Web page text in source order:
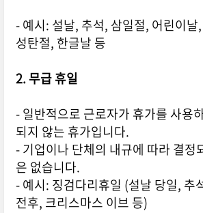
- 예시: 설날, 추석, 삼일절, 어린이
성탄절, 한글날 등
2. 무급 휴일
- 일반적으로 근로자가 휴가를 사용
되지 않는 휴가입니다.
- 기업이나 단체의 내규에 따라 결정
은 없습니다.
- 예시: 징검다리휴일 (설날 당일, 추
전후, 크리스마스 이브 등)